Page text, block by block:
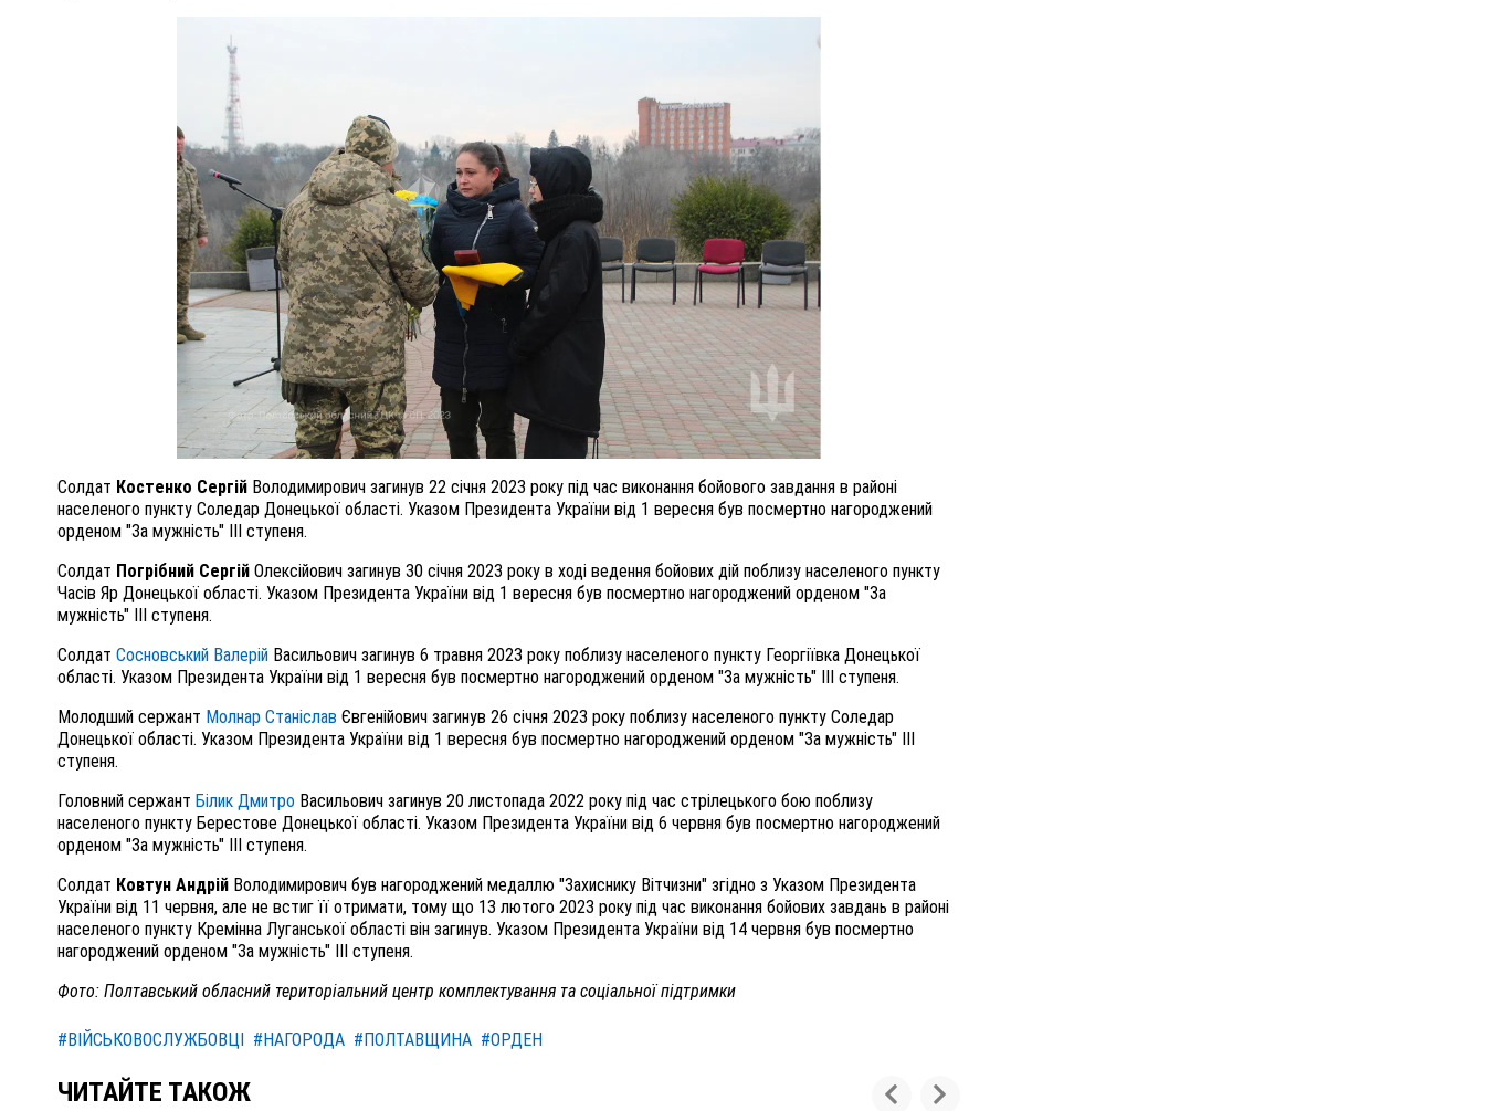
Солдат Костенко Сергій Володимирович загинув 22 січня 2023 року під час виконання бойового завдання в районі
населеного пункту Соледар Донецької області. Указом Президента України від 1 вересня був посмертно нагороджений
орденом "За мужність" III ступеня.
Солдат Погрібний Сергій Олексійович загинув 30 січня 2023 року в ході ведення бойових дій поблизу населеного пункту
Часів Яр Донецької області. Указом Президента України від 1 вересня був посмертно нагороджений орденом "За
мужність" III ступеня.
Солдат Сосновський Валерій Васильович загинув 6 травня 2023 року поблизу населеного пункту Георгіївка Донецької
області. Указом Президента України від 1 вересня був посмертно нагороджений орденом "За мужність" III ступеня.
Молодший сержант Молнар Станіслав Євгенійович загинув 26 січня 2023 року поблизу населеного пункту Соледар
Донецької області. Указом Президента України від 1 вересня був посмертно нагороджений орденом "За мужність" III
ступеня.
Головний сержант Білик Дмитро Васильович загинув 20 листопада 2022 року під час стрілецького бою поблизу
населеного пункту Берестове Донецької області. Указом Президента України від 6 червня був посмертно нагороджений
орденом "За мужність" III ступеня.
Солдат Ковтун Андрій Володимирович був нагороджений медаллю "Захиснику Вітчизни" згідно з Указом Президента
України від 11 червня, але не встиг її отримати, тому що 13 лютого 2023 року під час виконання бойових завдань в районі
населеного пункту Кремінна Луганської області він загинув. Указом Президента України від 14 червня був посмертно
нагороджений орденом "За мужність" III ступеня.
Фото: Полтавський обласний територіальний центр комплектування та соціальної підтримки
#ВІЙСЬКОВОСЛУЖБОВЦІ #НАГОРОДА #ПОЛТАВЩИНА #ОРДЕН
ЧИТАЙТЕ ТАКОЖ